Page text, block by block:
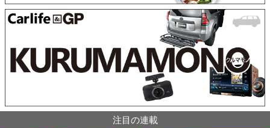
注目の連載